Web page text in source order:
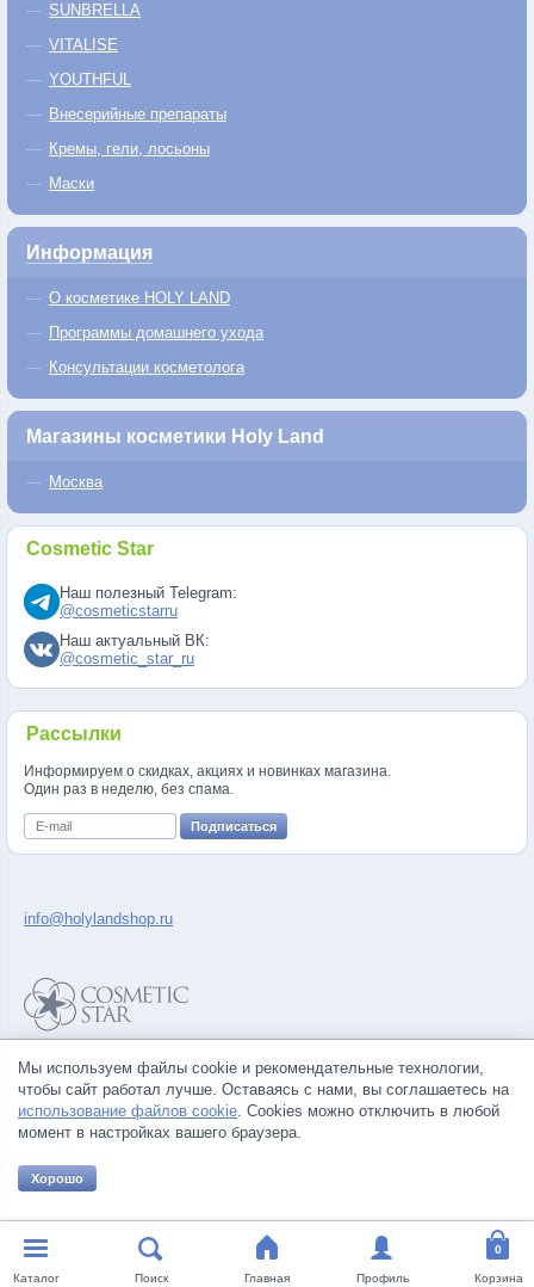
SUNBRELLA
VITALISE
YOUTHFUL
Внесерийные препараты
Кремы, гели, лосьоны
Маски
Информация
О косметике HOLY LAND
Программы домашнего ухода
Консультации косметолога
Магазины косметики Holy Land
Москва
Cosmetic Star
Наш полезный Telegram:
@cosmeticstarru
Наш актуальный ВК:
@cosmetic_star_ru
Рассылки
Информируем о скидках, акциях и новинках магазина.
Один раз в неделю, без спама.
Правила продажи товаров
Согласие на обработку персональных данных
info@holylandshop.ru
© Все права на товарные знаки принадлежат их законным владельцам.
Каталог Поиск Главная Профиль Корзина
Мы используем файлы cookie и рекомендательные технологии,
чтобы сайт работал лучше. Оставаясь с нами, вы соглашаетесь на
использование файлов cookie. Cookies можно отключить в любой
момент в настройках вашего браузера.
Хорошо